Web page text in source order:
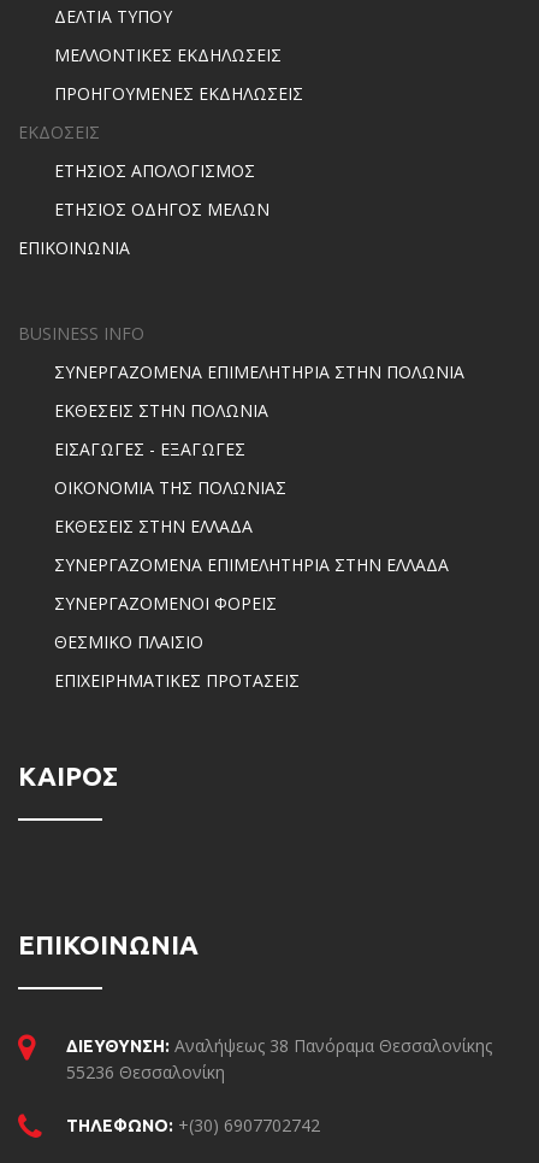
ΔΕΛΤΙΑ ΤΥΠΟΥ
ΜΕΛΛΟΝΤΙΚΕΣ ΕΚΔΗΛΩΣΕΙΣ
ΠΡΟΗΓΟΥΜΕΝΕΣ ΕΚΔΗΛΩΣΕΙΣ
ΕΚΔΟΣΕΙΣ
ΕΤΗΣΙΟΣ ΑΠΟΛΟΓΙΣΜΟΣ
ΕΤΗΣΙΟΣ ΟΔΗΓΟΣ ΜΕΛΩΝ
ΕΠΙΚΟΙΝΩΝΙΑ
BUSINESS INFO
ΣΥΝΕΡΓΑΖΟΜΕΝΑ ΕΠΙΜΕΛΗΤΗΡΙΑ ΣΤΗΝ ΠΟΛΩΝΙΑ
ΕΚΘΕΣΕΙΣ ΣΤΗΝ ΠΟΛΩΝΙΑ
ΕΙΣΑΓΩΓΕΣ - ΕΞΑΓΩΓΕΣ
ΟΙΚΟΝΟΜΙΑ ΤΗΣ ΠΟΛΩΝΙΑΣ
ΕΚΘΕΣΕΙΣ ΣΤΗΝ ΕΛΛΑΔΑ
ΣΥΝΕΡΓΑΖΟΜΕΝΑ ΕΠΙΜΕΛΗΤΗΡΙΑ ΣΤΗΝ ΕΛΛΑΔΑ
ΣΥΝΕΡΓΑΖΟΜΕΝΟΙ ΦΟΡΕΙΣ
ΘΕΣΜΙΚΟ ΠΛΑΙΣΙΟ
ΕΠΙΧΕΙΡΗΜΑΤΙΚΕΣ ΠΡΟΤΑΣΕΙΣ
ΚΑΙΡΟΣ
ΕΠΙΚΟΙΝΩΝΙΑ
ΔΙΕΥΘΥΝΣΗ: Αναλήψεως 38 Πανόραμα Θεσσαλονίκης
55236 Θεσσαλονίκη
ΤΗΛΕΦΩΝΟ: +(30) 6907702742